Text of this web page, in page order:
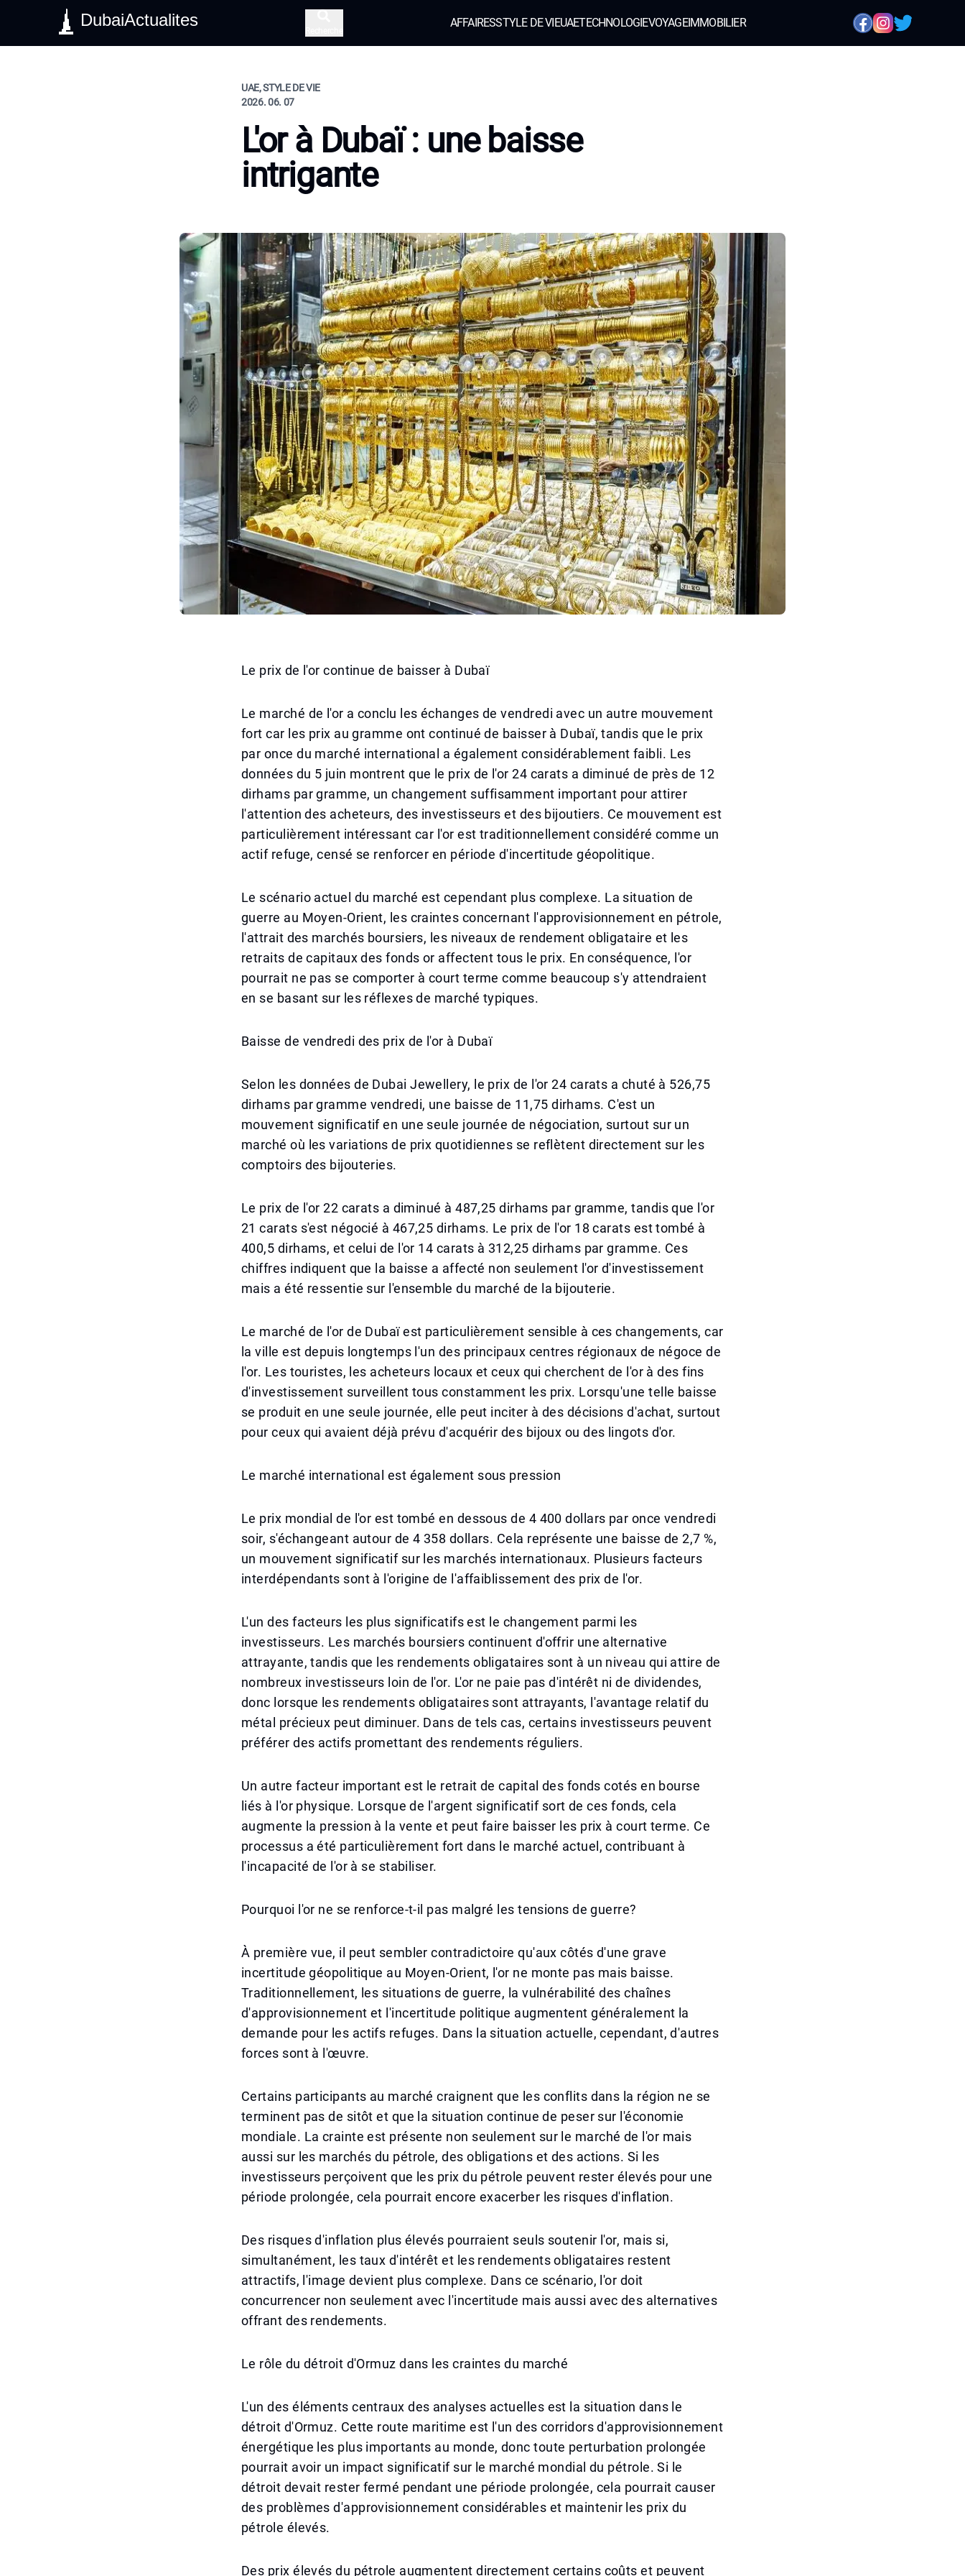
DubaiActualites AFFAIRESSTYLE DE VIEUAETECHNOLOGIEVOYAGEIMMOBILIER
UAE, STYLE DE VIE
2026. 06. 07
L'or à Dubaï : une baisse
intrigante
Le prix de l'or continue de baisser à Dubaï
Le marché de l'or a conclu les échanges de vendredi avec un autre mouvement
fort car les prix au gramme ont continué de baisser à Dubaï, tandis que le prix
par once du marché international a également considérablement faibli. Les
données du 5 juin montrent que le prix de l'or 24 carats a diminué de près de 12
dirhams par gramme, un changement suffisamment important pour attirer
l'attention des acheteurs, des investisseurs et des bijoutiers. Ce mouvement est
particulièrement intéressant car l'or est traditionnellement considéré comme un
actif refuge, censé se renforcer en période d'incertitude géopolitique.
Le scénario actuel du marché est cependant plus complexe. La situation de
guerre au Moyen-Orient, les craintes concernant l'approvisionnement en pétrole,
l'attrait des marchés boursiers, les niveaux de rendement obligataire et les
retraits de capitaux des fonds or affectent tous le prix. En conséquence, l'or
pourrait ne pas se comporter à court terme comme beaucoup s'y attendraient
en se basant sur les réflexes de marché typiques.
Baisse de vendredi des prix de l'or à Dubaï
Selon les données de Dubai Jewellery, le prix de l'or 24 carats a chuté à 526,75
dirhams par gramme vendredi, une baisse de 11,75 dirhams. C'est un
mouvement significatif en une seule journée de négociation, surtout sur un
marché où les variations de prix quotidiennes se reflètent directement sur les
comptoirs des bijouteries.
Le prix de l'or 22 carats a diminué à 487,25 dirhams par gramme, tandis que l'or
21 carats s'est négocié à 467,25 dirhams. Le prix de l'or 18 carats est tombé à
400,5 dirhams, et celui de l'or 14 carats à 312,25 dirhams par gramme. Ces
chiffres indiquent que la baisse a affecté non seulement l'or d'investissement
mais a été ressentie sur l'ensemble du marché de la bijouterie.
Le marché de l'or de Dubaï est particulièrement sensible à ces changements, car
la ville est depuis longtemps l'un des principaux centres régionaux de négoce de
l'or. Les touristes, les acheteurs locaux et ceux qui cherchent de l'or à des fins
d'investissement surveillent tous constamment les prix. Lorsqu'une telle baisse
se produit en une seule journée, elle peut inciter à des décisions d'achat, surtout
pour ceux qui avaient déjà prévu d'acquérir des bijoux ou des lingots d'or.
Le marché international est également sous pression
Le prix mondial de l'or est tombé en dessous de 4 400 dollars par once vendredi
soir, s'échangeant autour de 4 358 dollars. Cela représente une baisse de 2,7 %,
un mouvement significatif sur les marchés internationaux. Plusieurs facteurs
interdépendants sont à l'origine de l'affaiblissement des prix de l'or.
L'un des facteurs les plus significatifs est le changement parmi les
investisseurs. Les marchés boursiers continuent d'offrir une alternative
attrayante, tandis que les rendements obligataires sont à un niveau qui attire de
nombreux investisseurs loin de l'or. L'or ne paie pas d'intérêt ni de dividendes,
donc lorsque les rendements obligataires sont attrayants, l'avantage relatif du
métal précieux peut diminuer. Dans de tels cas, certains investisseurs peuvent
préférer des actifs promettant des rendements réguliers.
Un autre facteur important est le retrait de capital des fonds cotés en bourse
liés à l'or physique. Lorsque de l'argent significatif sort de ces fonds, cela
augmente la pression à la vente et peut faire baisser les prix à court terme. Ce
processus a été particulièrement fort dans le marché actuel, contribuant à
l'incapacité de l'or à se stabiliser.
Pourquoi l'or ne se renforce-t-il pas malgré les tensions de guerre?
À première vue, il peut sembler contradictoire qu'aux côtés d'une grave
incertitude géopolitique au Moyen-Orient, l'or ne monte pas mais baisse.
Traditionnellement, les situations de guerre, la vulnérabilité des chaînes
d'approvisionnement et l'incertitude politique augmentent généralement la
demande pour les actifs refuges. Dans la situation actuelle, cependant, d'autres
forces sont à l'œuvre.
Certains participants au marché craignent que les conflits dans la région ne se
terminent pas de sitôt et que la situation continue de peser sur l'économie
mondiale. La crainte est présente non seulement sur le marché de l'or mais
aussi sur les marchés du pétrole, des obligations et des actions. Si les
investisseurs perçoivent que les prix du pétrole peuvent rester élevés pour une
période prolongée, cela pourrait encore exacerber les risques d'inflation.
Des risques d'inflation plus élevés pourraient seuls soutenir l'or, mais si,
simultanément, les taux d'intérêt et les rendements obligataires restent
attractifs, l'image devient plus complexe. Dans ce scénario, l'or doit
concurrencer non seulement avec l'incertitude mais aussi avec des alternatives
offrant des rendements.
Le rôle du détroit d'Ormuz dans les craintes du marché
L'un des éléments centraux des analyses actuelles est la situation dans le
détroit d'Ormuz. Cette route maritime est l'un des corridors d'approvisionnement
énergétique les plus importants au monde, donc toute perturbation prolongée
pourrait avoir un impact significatif sur le marché mondial du pétrole. Si le
détroit devait rester fermé pendant une période prolongée, cela pourrait causer
des problèmes d'approvisionnement considérables et maintenir les prix du
pétrole élevés.
Des prix élevés du pétrole augmentent directement certains coûts et peuvent